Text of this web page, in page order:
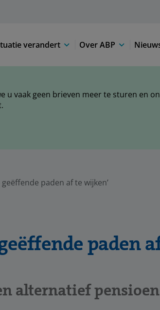
verandert Over ABP
u vaak geen brieven meer te sturen en
geëffende paden af te wijken’
paden
alternatief pensioen